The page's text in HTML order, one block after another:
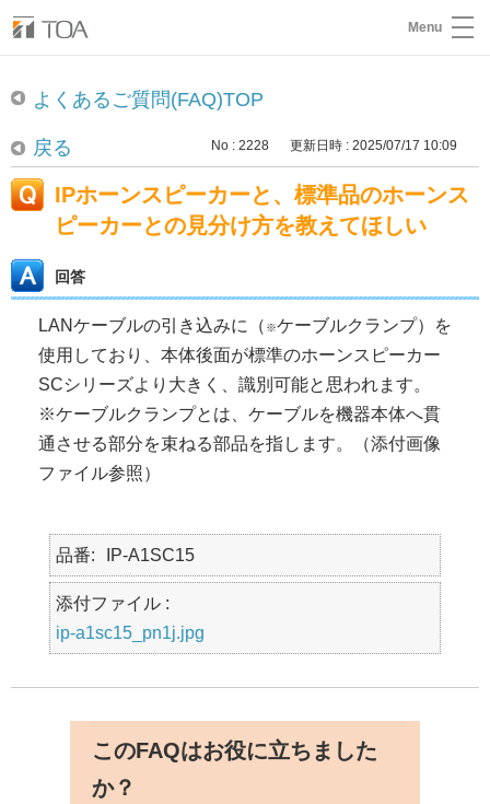
Menu
よくあるご質問(FAQ)TOP
戻る No : 2228 更新日時 : 2025/07/17 10:09
IPホーンスピーカーと、標準品のホーンス
ピーカーとの見分け方を教えてほしい
回答
LANケーブルの引き込みに（ ※ケーブルクランプ）を
使用しており、本体後面が標準のホーンスピーカー
SCシリーズより大きく、識別可能と思われます。
※ケーブルクランプとは、ケーブルを機器本体へ貫
通させる部分を束ねる部品を指します。（添付画像
ファイル参照）
品番 IP-A1SC15
添付ファイル :
ip-a1sc15_pn1j.jpg
このFAQはお役に立ちました
か？